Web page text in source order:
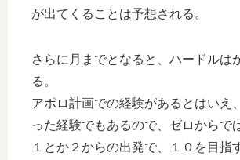
が出てくることは予想される。
さらに月までとなると、ハードルは
る。
アポロ計画での経験があるとはいえ
った経験でもあるので、ゼロからで
１とか２からの出発で、１０を目指